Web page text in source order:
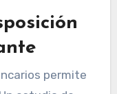
permite